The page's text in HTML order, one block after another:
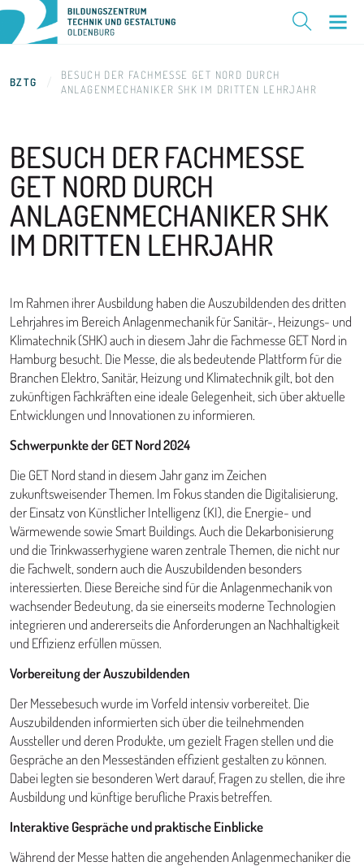
BZTG
BESUCH DER FACHMESSE GET NORD DURCH
ANLAGENMECHANIKER SHK IM DRITTEN LEHRJAHR
BESUCH DER FACHMESSE
GET NORD DURCH
ANLAGENMECHANIKER SHK
IM DRITTEN LEHRJAHR
Im Rahmen ihrer Ausbildung haben die Auszubildenden des dritten
Lehrjahres im Bereich Anlagenmechanik für Sanitär-, Heizungs- und
Klimatechnik (SHK) auch in diesem Jahr die Fachmesse GET Nord in
Hamburg besucht. Die Messe, die als bedeutende Plattform für die
Branchen Elektro, Sanitär, Heizung und Klimatechnik gilt, bot den
zukünftigen Fachkräften eine ideale Gelegenheit, sich über aktuelle
Entwicklungen und Innovationen zu informieren.
Schwerpunkte der GET Nord 2024
Die GET Nord stand in diesem Jahr ganz im Zeichen
zukunftsweisender Themen. Im Fokus standen die Digitalisierung,
der Einsatz von Künstlicher Intelligenz (KI), die Energie- und
Wärmewende sowie Smart Buildings. Auch die Dekarbonisierung
und die Trinkwasserhygiene waren zentrale Themen, die nicht nur
die Fachwelt, sondern auch die Auszubildenden besonders
interessierten. Diese Bereiche sind für die Anlagenmechanik von
wachsender Bedeutung, da sie einerseits moderne Technologien
integrieren und andererseits die Anforderungen an Nachhaltigkeit
und Effizienz erfüllen müssen.
Vorbereitung der Auszubildenden
Der Messebesuch wurde im Vorfeld intensiv vorbereitet. Die
Auszubildenden informierten sich über die teilnehmenden
Aussteller und deren Produkte, um gezielt Fragen stellen und die
Gespräche an den Messeständen effizient gestalten zu können.
Dabei legten sie besonderen Wert darauf, Fragen zu stellen, die ihre
Ausbildung und künftige berufliche Praxis betreffen.
Interaktive Gespräche und praktische Einblicke
Während der Messe hatten die angehenden Anlagenmechaniker die